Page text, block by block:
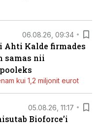
06.08.26, 09:34
Ahti Kalde firmades
samas nii
kui 1,2 miljonit eurot
05.08.26, 11:17
Bioforce’i